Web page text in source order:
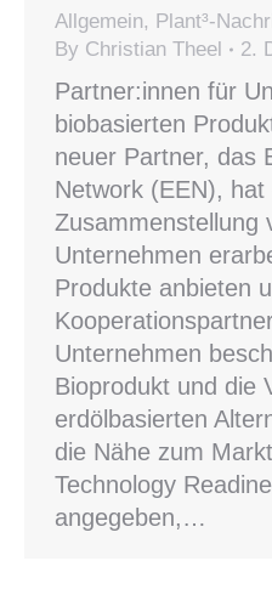
Allgemein, Plant³-
By Christian Theel 2.
Partner:innen für
biobasierten
neuer Partner, das
Network (EEN),
Zusammenstellung
Unternehmen
Produkte anbieten
Unternehmen
Bioprodukt und die
erdölbasierten
die Nähe zum
Technology
angegeben,…